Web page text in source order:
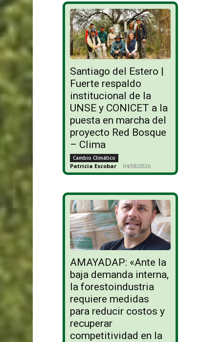
Santiago del Estero |
Fuerte respaldo
institucional de la
UNSE y CONICET a la
puesta en marcha del
proyecto Red Bosque
– Clima
Cambio Climático
Patricia Escobar - 04/08/2026
AMAYADAP: «Ante la
baja demanda interna,
la forestoindustria
requiere medidas
para reducir costos y
recuperar
competitividad en la